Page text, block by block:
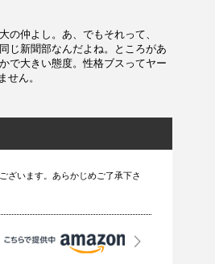
仲よし。あ、でもそれって、
じ新聞部なんだよね。ところがあ
で大きい態度。性格ブスってヤー
ん。
ざいます。あらかじめご了承下さ